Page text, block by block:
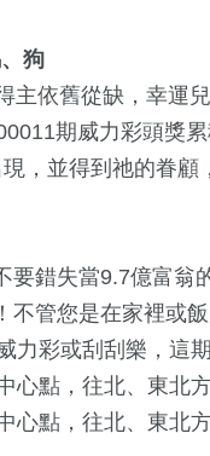
狗
主依舊從缺，幸運
期威力彩頭獎
，並得到祂的眷顧
要錯失當9.7億富翁
不管您是在家裡或
力彩或刮刮樂，這
心點，往北、東北
心點，往北、東北